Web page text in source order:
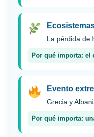
La pérdida de
Por qué importa: el
Evento
Grecia y
Por qué importa: